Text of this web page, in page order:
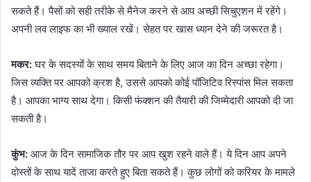
सकते हैं। पैसों को सही तरीके से मैनेज करने से आप अच्छी सिचुएशन में रहेंगे।
अपनी लव लाइफ का भी ख्याल रखें। सेहत पर खास ध्यान देने की जरूरत है।
मकर:घर के सदस्यों के साथ समय बिताने के लिए आज का दिन अच्छा रहेगा।
जिस व्यक्ति पर आपको क्रश है, उससे आपको कोई पॉजिटिव रिस्पांस मिल सकता
है। आपका भाग्य साथ देगा। किसी फंक्शन की तैयारी की जिम्मेदारी आपको दी जा
सकती है।
कुंभ: आज के दिन सामाजिक तौर पर आप खुश रहने वाले हैं। ये दिन आप अपने
दोस्तों के साथ यादें ताजा करते हुए बिता सकते हैं। कुछ लोगों को करियर के मामले